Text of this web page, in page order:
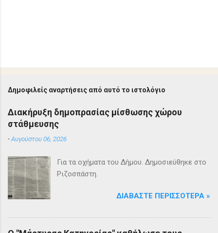
Δημοφιλείς αναρτήσεις από αυτό το ιστολόγιο
Διακήρυξη δημοπρασίας μίσθωσης χώρου
στάθμευσης
-Αυγούστου 06, 2026
Για τα οχήματα του Δήμου. Δημοσιεύθηκε στο
Ριζοσπάστη.
ΔΙΑΒΆΣΤΕ ΠΕΡΙΣΣΌΤΕΡΑ »